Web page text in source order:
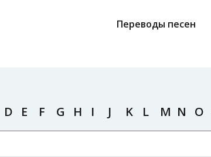
Переводы песен
D E F G H I J K L M N O